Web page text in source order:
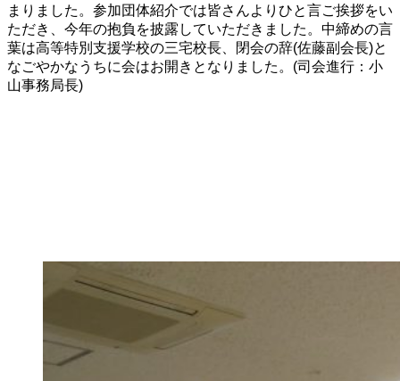
まりました。参加団体紹介では皆さんよりひと言ご挨拶をい
ただき、今年の抱負を披露していただきました。中締めの言
葉は高等特別支援学校の三宅校長、閉会の辞(佐藤副会長)と
なごやかなうちに会はお開きとなりました。(司会進行：小
山事務局長)